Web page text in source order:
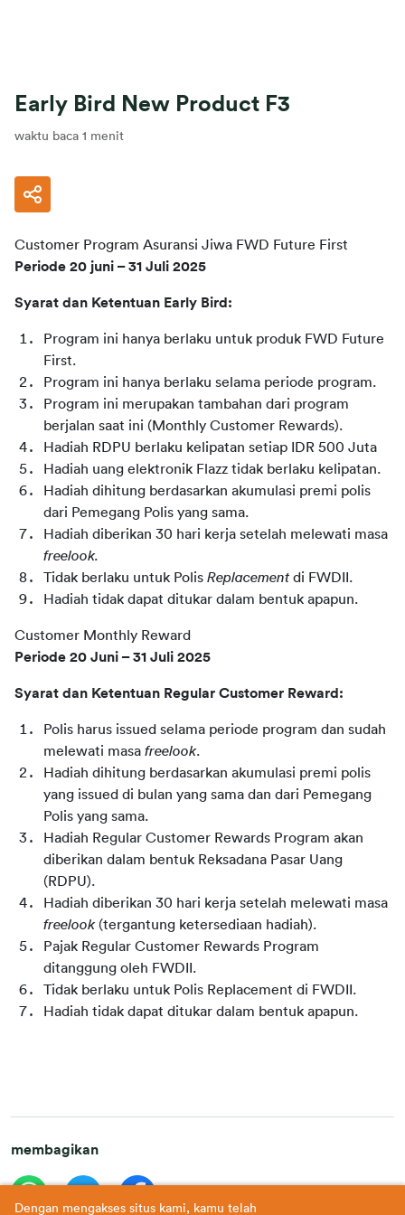
Early Bird New Product F3
waktu baca 1 menit
Customer Program Asuransi Jiwa FWD Future First
Periode 20 juni – 31 Juli 2025
Syarat dan Ketentuan Early Bird:
Program ini hanya berlaku untuk produk FWD Future
First.
Program ini hanya berlaku selama periode program.
Program ini merupakan tambahan dari program
berjalan saat ini (Monthly Customer Rewards).
Hadiah RDPU berlaku kelipatan setiap IDR 500 Juta
Hadiah uang elektronik Flazz tidak berlaku kelipatan.
Hadiah dihitung berdasarkan akumulasi premi polis
dari Pemegang Polis yang sama.
freelook.
Tidak berlaku untuk Polis Replacement di FWDII.
Hadiah tidak dapat ditukar dalam bentuk apapun.
Customer Monthly Reward
Periode 20 Juni – 31 Juli 2025
Syarat dan Ketentuan Regular Customer Reward:
Polis harus issued selama periode program dan sudah
melewati masa freelook.
Hadiah dihitung berdasarkan akumulasi premi polis
yang issued di bulan yang sama dan dari Pemegang
Polis yang sama.
Hadiah Regular Customer Rewards Program akan
diberikan dalam bentuk Reksadana Pasar Uang
(RDPU).
freelook (tergantung ketersediaan hadiah).
Pajak Regular Customer Rewards Program
ditanggung oleh FWDII.
Tidak berlaku untuk Polis Replacement di FWDII.
Hadiah tidak dapat ditukar dalam bentuk apapun.
membagikan
Dengan mengakses situs kami, kamu telah